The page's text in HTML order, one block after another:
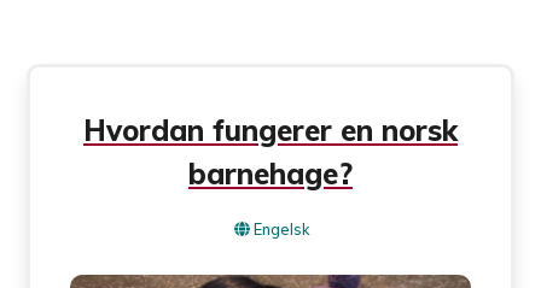
Hvordan fungerer en norsk
barnehage?
Engelsk